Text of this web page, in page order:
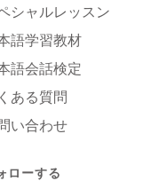
シャルレッスン
語学習教材
語会話検定
ある質問
い合わせ
ローする